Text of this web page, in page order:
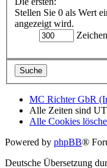
Stellen Sie 0 als Wert
angezeigt wird.
MC Richter GbR
Alle Zeiten sind
Alle Cookies
Powered by phpBB®
Deutsche Übersetzung